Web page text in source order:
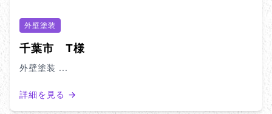
外壁塗装
千葉市 T様
外壁塗装 ...
詳細を見る →